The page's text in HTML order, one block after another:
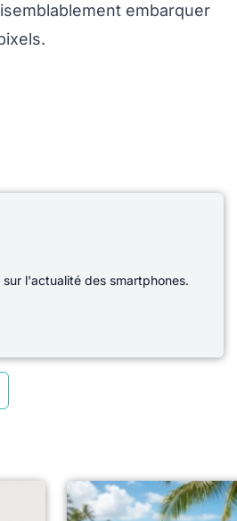
embarquer
l'actualité des smartphones.